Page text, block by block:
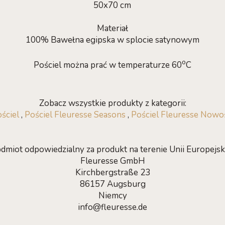
50x70 cm
Materiał
100% Bawełna egipska w splocie satynowym
Pościel można prać w temperaturze 60oC
Zobacz wszystkie produkty z kategorii:
, Pościel Fleuresse Seasons , Pościel Fleuresse
odpowiedzialny za produkt na terenie Unii
Fleuresse GmbH
Kirchbergstraße 23
86157 Augsburg
Niemcy
info@fleuresse.de